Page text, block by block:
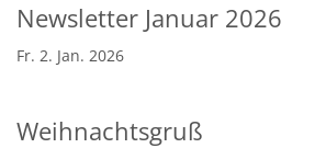
Newsletter Januar 2026
Fr. 2. Jan. 2026
Weihnachtsgruß